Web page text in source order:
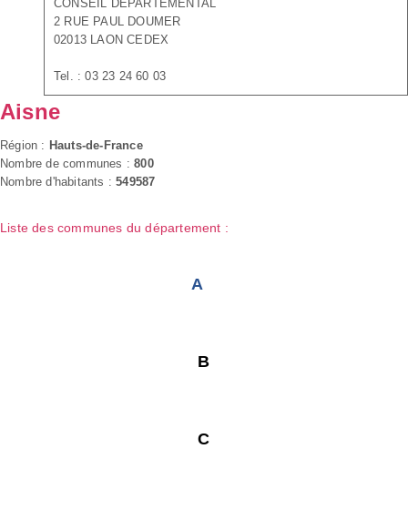
CONSEIL DEPARTEMENTAL
2 RUE PAUL DOUMER
02013 LAON CEDEX
Tel. : 03 23 24 60 03
Aisne
Région : Hauts-de-France
Nombre de communes :800
Nombre d'habitants :549587
Liste des communes du département :
A
B
C